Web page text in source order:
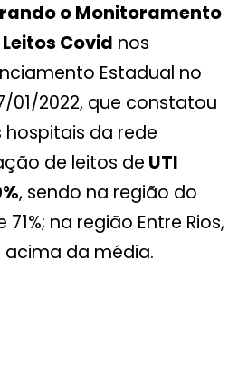
o Monitoramento
Covid nos
Estadual no
01/2022, que constatou
da rede
de leitos de UTI
, sendo na região do
na região Entre Rios,
acima da média.